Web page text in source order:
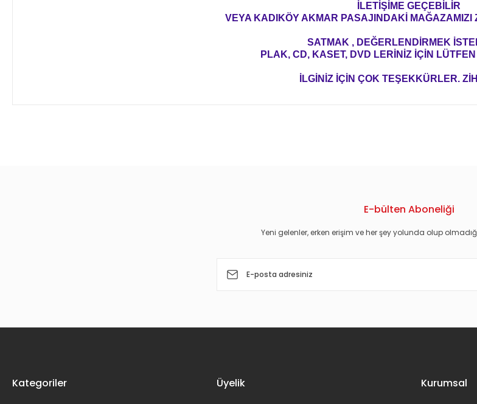
İLETİŞİME GEÇEBİLİR
VEYA KADIKÖY AKMAR PASAJINDAKİ MAĞAZAMIZI
SATMAK , DEĞERLENDİRMEK
PLAK, CD, KASET, DVD LERİNİZ İÇİN
İLGİNİZ İÇİN ÇOK TEŞEKKÜRLER.
E-bülten Aboneliği
Yeni gelenler, erken erişim ve her şey yolunda olup
Kategoriler Üyelik Kurumsal